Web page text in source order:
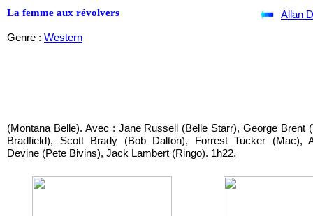
Allan
(Montana Belle). Avec : Jane Russell (Belle Starr), George Brent
Bradfield), Scott Brady (Bob Dalton), Forrest Tucker (Mac),
Devine (Pete Bivins), Jack Lambert (Ringo). 1h22.
La femme aux révolvers
Genre : Western